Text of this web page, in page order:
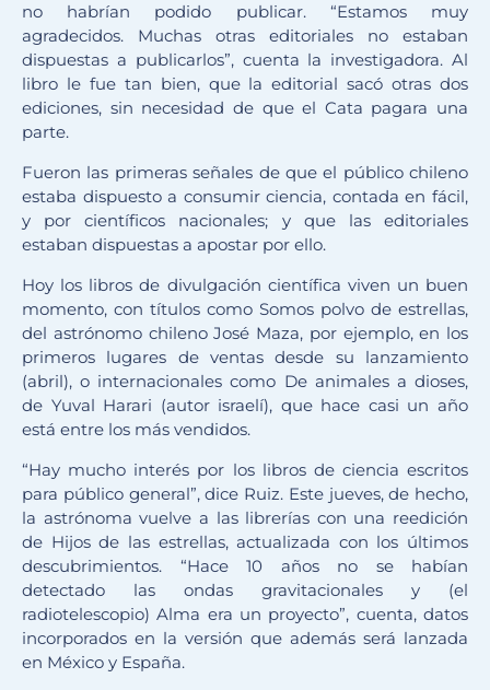
no habrían podido publicar. “Estamos muy
agradecidos. Muchas otras editoriales no estaban
dispuestas a publicarlos”, cuenta la investigadora. Al
libro le fue tan bien, que la editorial sacó otras dos
ediciones, sin necesidad de que el Cata pagara una
parte.
Fueron las primeras señales de que el público chileno
estaba dispuesto a consumir ciencia, contada en fácil,
y por científicos nacionales; y que las editoriales
estaban dispuestas a apostar por ello.
Hoy los libros de divulgación científica viven un buen
momento, con títulos como Somos polvo de estrellas,
del astrónomo chileno José Maza, por ejemplo, en los
primeros lugares de ventas desde su lanzamiento
(abril), o internacionales como De animales a dioses,
de Yuval Harari (autor israelí), que hace casi un año
está entre los más vendidos.
“Hay mucho interés por los libros de ciencia escritos
para público general”, dice Ruiz. Este jueves, de hecho,
la astrónoma vuelve a las librerías con una reedición
de Hijos de las estrellas, actualizada con los últimos
descubrimientos. “Hace 10 años no se habían
detectado las ondas gravitacionales y (el
radiotelescopio) Alma era un proyecto”, cuenta, datos
incorporados en la versión que además será lanzada
en México y España.